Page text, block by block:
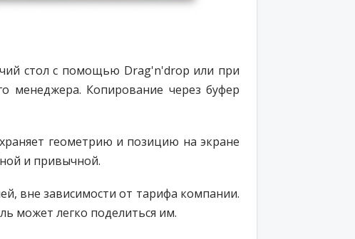
стол с помощью Drag'n'drop или при
менеджера. Копирование через буфер
геометрию и позицию на экране
и привычной.
вне зависимости от тарифа компании.
может легко поделиться им.